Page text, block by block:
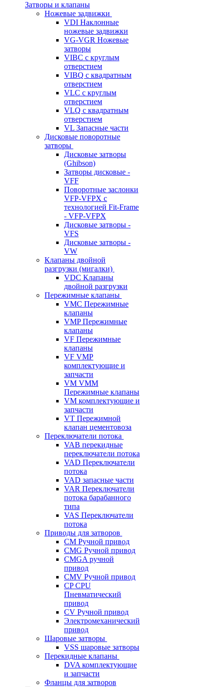
Затворы и клапаны
Ножевые задвижки
VDI Наклонные
ножевые задвижки
VG-VGR Ножевые
затворы
VIBC с круглым
отверстием
VIBQ с квадратным
отверстием
VLC с круглым
отверстием
VLQ с квадратным
отверстием
VL Запасные части
Дисковые поворотные
затворы
Дисковые затворы
(Ghibson)
Затворы дисковые -
VFF
Поворотные заслонки
VFP-VFPX с
технологией Fit-Frame
- VFP-VFPX
Дисковые затворы -
VFS
Дисковые затворы -
VW
Клапаны двойной
разгрузки (мигалки)
VDC Клапаны
двойной разгрузки
Пережимные клапаны
VMC Пережимные
клапаны
VMP Пережимные
клапаны
VF Пережимные
клапаны
VF VMP
комплектующие и
запчасти
VM VMM
Пережимные клапаны
VM комплектующие и
запчасти
VT Пережимной
клапан цементовоза
Переключатели потока
VAB перекидные
переключатели потока
VAD Переключатели
потока
VAD запасные части
VAR Переключатели
потока барабанного
типа
VAS Переключатели
потока
Приводы для затворов
СМ Ручной привод
CMG Ручной привод
CMGA ручной
привод
CMV Ручной привод
CP CPU
Пневматический
привод
CV Ручной привод
Электромеханический
привод
Шаровые затворы
VSS шаровые затворы
Перекидные клапаны
DVA комплектующие
и запчасти
Фланцы для затворов